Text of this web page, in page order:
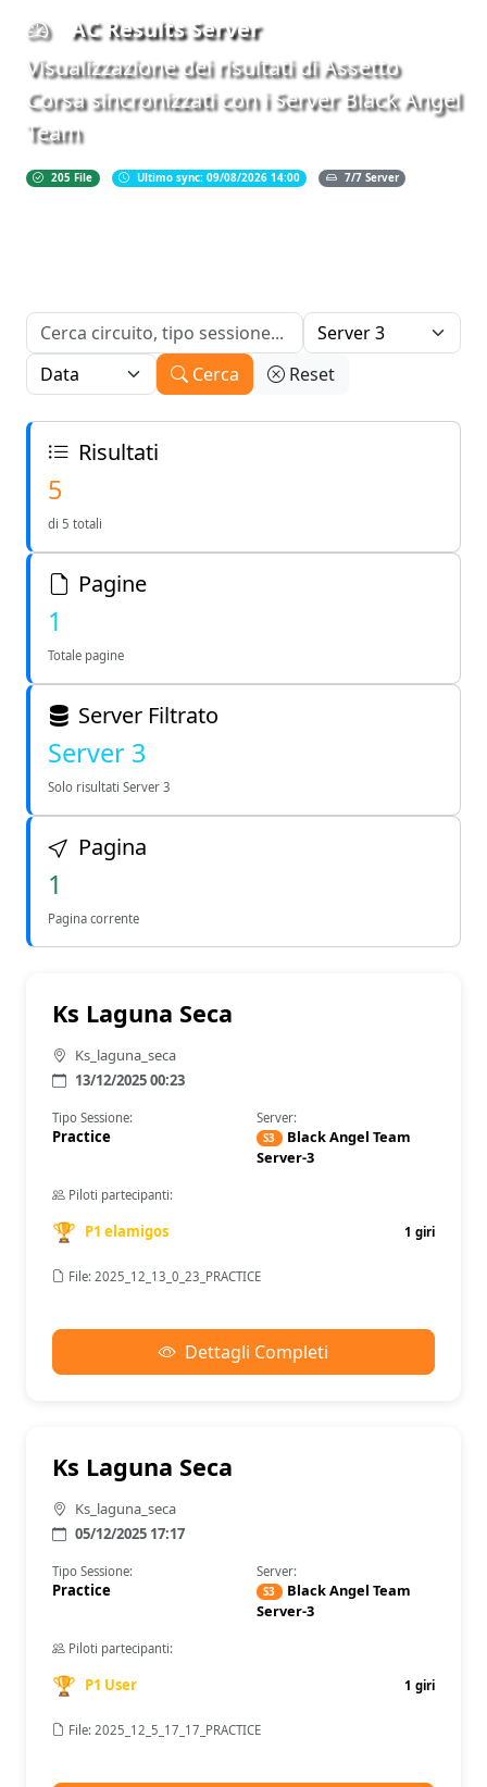
AC Results Server
Visualizzazione dei risultati di Assetto
Corsa sincronizzati con i Server Black Angel
Team
205 File Ultimo sync: 09/08/2026 14:00 7/7 Server
Cerca Reset
Risultati
5
di 5 totali
Pagine
1
Totale pagine
Server Filtrato
Server 3
Solo risultati Server 3
Pagina
1
Pagina corrente
Ks Laguna Seca
Ks_laguna_seca
13/12/2025 00:23
Tipo Sessione:
Practice
Server:
S3
Black Angel Team
Server-3
Piloti partecipanti:
🏆 P1 elamigos 1 giri
File: 2025_12_13_0_23_PRACTICE
Dettagli Completi
Ks Laguna Seca
Ks_laguna_seca
05/12/2025 17:17
Tipo Sessione:
Practice
Server:
S3
Black Angel Team
Server-3
Piloti partecipanti:
🏆 P1 User 1 giri
File: 2025_12_5_17_17_PRACTICE